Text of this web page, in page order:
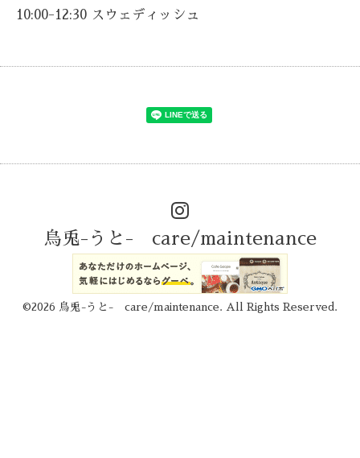
10:00-12:30 スウェディッシュ
烏兎-うと- care/maintenance
©2026 烏兎-うと- care/maintenance . All Rights Reserved.